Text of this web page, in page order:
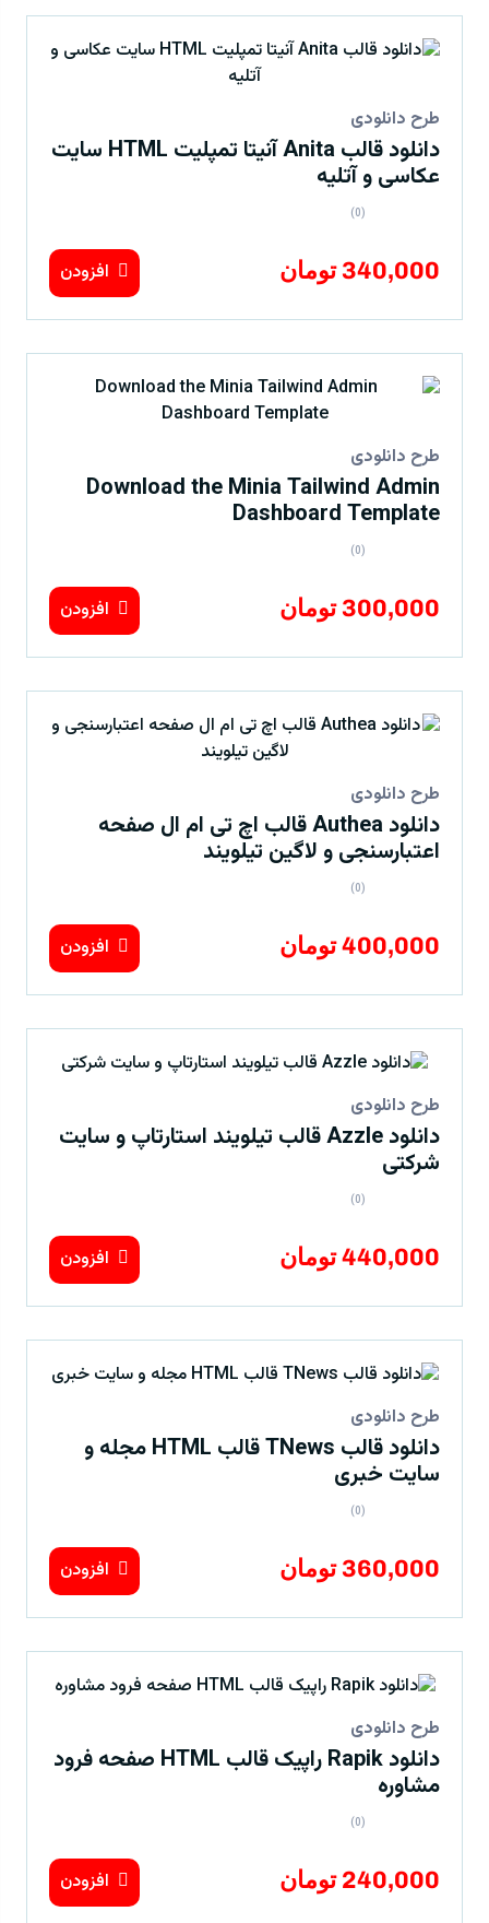
طرح دانلودی
دانلود قالب Anita آنیتا تمپلیت HTML سایت
عکاسی و آتلیه
(0)
340,000 تومان افزودن
طرح دانلودی
Download the Minia Tailwind Admin
Dashboard Template
(0)
300,000 تومان افزودن
طرح دانلودی
دانلود Authea قالب اچ تی ام ال صفحه
اعتبارسنجی و لاگین تیلویند
(0)
400,000 تومان افزودن
طرح دانلودی
دانلود Azzle قالب تیلویند استارتاپ و سایت
شرکتی
(0)
440,000 تومان افزودن
طرح دانلودی
دانلود قالب TNews قالب HTML مجله و
سایت خبری
(0)
360,000 تومان افزودن
طرح دانلودی
دانلود Rapik راپیک قالب HTML صفحه فرود
مشاوره
(0)
240,000 تومان افزودن